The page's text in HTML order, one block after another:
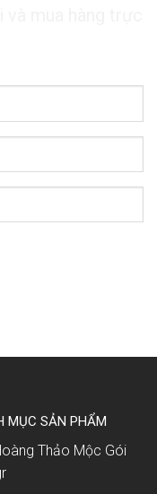
MỤC SẢN PHẨM
Thảo Mộc Gói